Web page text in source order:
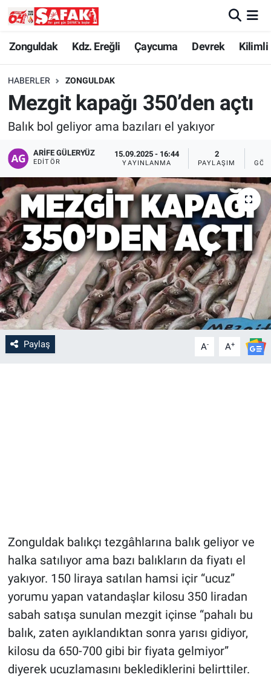
Zonguldak Kdz. Ereğli Çaycuma Devrek Kilimli
HABERLER ZONGULDAK
Mezgit kapağı 350’den açtı
Balık bol geliyor ama bazıları el yakıyor
ARIFE GÜLERYÜZ
EDITÖR
15.09.2025 - 16:44
YAYINLANMA
2
PAYLAŞIM
Paylaş A- A+
Zonguldak balıkçı tezgâhlarına balık geliyor ve
halka satılıyor ama bazı balıkların da fiyatı el
yakıyor. 150 liraya satılan hamsi içir “ucuz”
yorumu yapan vatandaşlar kilosu 350 liradan
sabah satışa sunulan mezgit içinse “pahalı bu
balık, zaten ayıklandıktan sonra yarısı gidiyor,
kilosu da 650-700 gibi bir fiyata gelmiyor”
diyerek ucuzlamasını beklediklerini belirttiler.
Zonguldak
Kdz. Ereğli
Çaycuma
Asayiş
Spor
Resmi İlan
Zonguldak Nöbetçi Eczaneler
Zonguldak Hava Durumu
Zonguldak Namaz Vakitleri
Süper Lig Puan Durumu ve Fikstür
Tüm Manşetler
Son Dakika Haberleri
Haber Arşivi